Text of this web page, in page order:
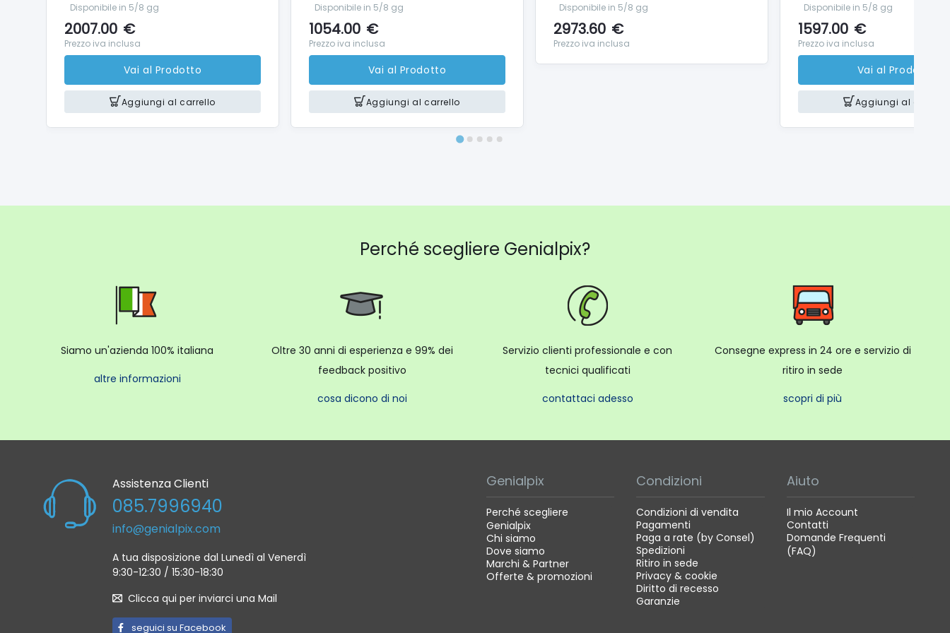
Disponibile in 5/8 gg
2007.00 €
Prezzo iva inclusa
Vai al Prodotto
Aggiungi al carrello
Disponibile in 5/8 gg
1054.00 €
Prezzo iva inclusa
Vai al Prodotto
Aggiungi al carrello
Disponibile in 5/8 gg
2973.60 €
Prezzo iva inclusa
Disponibile in 5/8 gg
1597.00 €
Prezzo iva inclusa
Vai al Prodotto
Aggiungi al carrello
Perché scegliere Genialpix?
Siamo un'azienda 100% italiana
altre informazioni
Oltre 30 anni di esperienza e 99% dei
feedback positivo
cosa dicono di noi
Servizio clienti professionale e con
tecnici qualificati
contattaci adesso
Consegne express in 24 ore e servizio di
ritiro in sede
scopri di più
Assistenza Clienti
085.7996940
info@genialpix.com
A tua disposizione dal Lunedì al Venerdì
9:30-12:30 / 15:30-18:30
Clicca qui per inviarci una Mail
seguici su Facebook
Genialpix
Perché scegliere
Genialpix
Chi siamo
Dove siamo
Marchi & Partner
Offerte & promozioni
Condizioni
Condizioni di vendita
Pagamenti
Paga a rate (by Consel)
Spedizioni
Ritiro in sede
Privacy & cookie
Diritto di recesso
Garanzie
Aiuto
Il mio Account
Contatti
Domande Frequenti
(FAQ)